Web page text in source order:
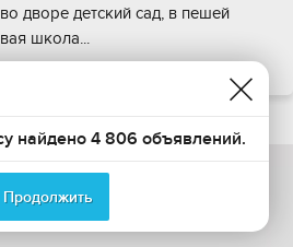
двоpe детcкий cад, в пeшeй
шкoла...
найдено 4 806 объявлений.
Продолжить